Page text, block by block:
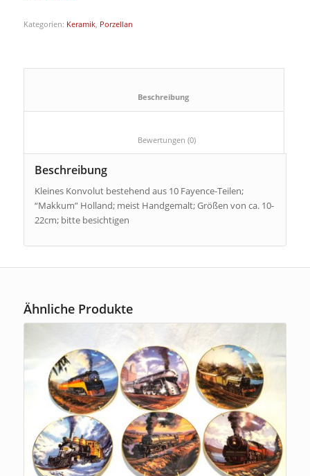
Kategorien: Keramik, Porzellan
						Beschreibung
						Bewertungen (0)
Beschreibung
Kleines Konvolut bestehend aus 10 Fayence-Teilen;
“Makkum” Holland; meist Handgemalt; Größen von ca. 10-
22cm; bitte besichtigen
Ähnliche Produkte